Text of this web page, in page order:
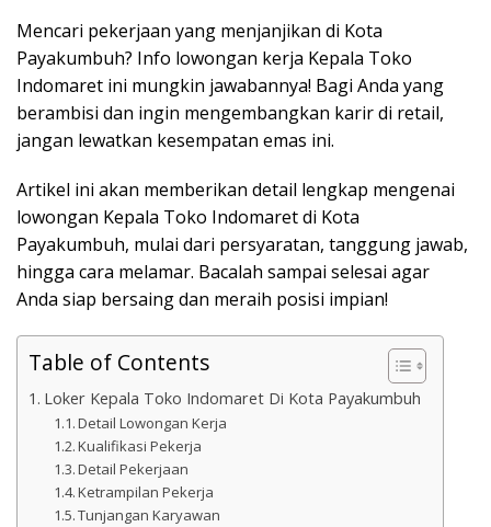
Mencari pekerjaan yang menjanjikan di Kota
Payakumbuh? Info lowongan kerja Kepala Toko
Indomaret ini mungkin jawabannya! Bagi Anda yang
berambisi dan ingin mengembangkan karir di retail,
jangan lewatkan kesempatan emas ini.
Artikel ini akan memberikan detail lengkap mengenai
lowongan Kepala Toko Indomaret di Kota
Payakumbuh, mulai dari persyaratan, tanggung jawab,
hingga cara melamar. Bacalah sampai selesai agar
Anda siap bersaing dan meraih posisi impian!
Table of Contents
Loker Kepala Toko Indomaret Di Kota Payakumbuh
Detail Lowongan Kerja
Kualifikasi Pekerja
Detail Pekerjaan
Ketrampilan Pekerja
Tunjangan Karyawan